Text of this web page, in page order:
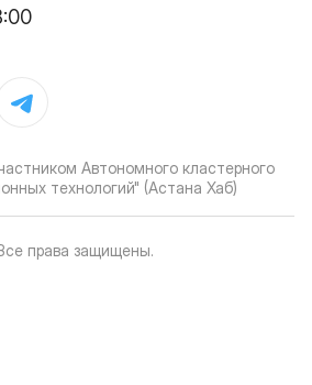
Автономного кластерного
технологий" (Астана Хаб)
права защищены.